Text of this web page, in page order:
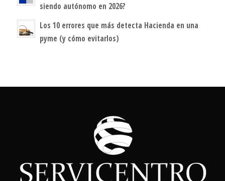
siendo autónomo en 2026?
Los 10 errores que más detecta Hacienda en una
pyme (y cómo evitarlos)